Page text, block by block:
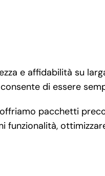
e affidabilità su
di essere
pacchetti
funzionalità,